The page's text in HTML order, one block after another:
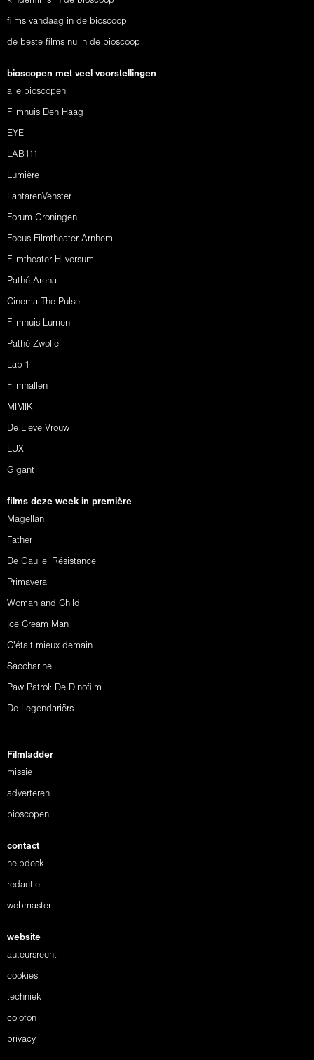
films vandaag in de bioscoop
de beste films nu in de bioscoop
bioscopen met veel voorstellingen
alle bioscopen
Filmhuis Den Haag
EYE
LAB111
Lumière
LantarenVenster
Forum Groningen
Focus Filmtheater Arnhem
Filmtheater Hilversum
Pathé Arena
Cinema The Pulse
Filmhuis Lumen
Pathé Zwolle
Lab-1
Filmhallen
MIMIK
De Lieve Vrouw
LUX
Gigant
films deze week in première
Magellan
Father
De Gaulle: Résistance
Primavera
Woman and Child
Ice Cream Man
C'était mieux demain
Saccharine
Paw Patrol: De Dinofilm
De Legendariërs
Filmladder
missie
adverteren
bioscopen
contact
helpdesk
redactie
webmaster
website
auteursrecht
cookies
techniek
colofon
privacy